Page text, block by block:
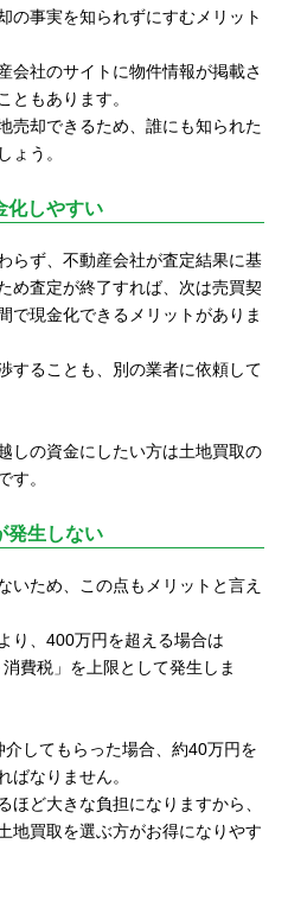
の事実を知られずにすむメリット
会社のサイトに物件情報が掲載さ
ともあります。
売却できるため、誰にも知られた
ょう。
しやすい
らず、不動産会社が査定結果に基
め査定が終了すれば、次は売買契
で現金化できるメリットがありま
することも、別の業者に依頼して
しの資金にしたい方は土地買取の
す。
生しない
いため、この点もメリットと言え
り、400万円を超える場合は
費税」を上限として発生しま
してもらった場合、約40万円を
ばなりません。
ほど大きな負担になりますから、
地買取を選ぶ方がお得になりやす